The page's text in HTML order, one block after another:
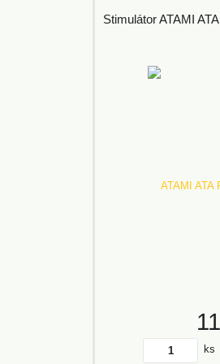
Stimulátor ATAMI
ks